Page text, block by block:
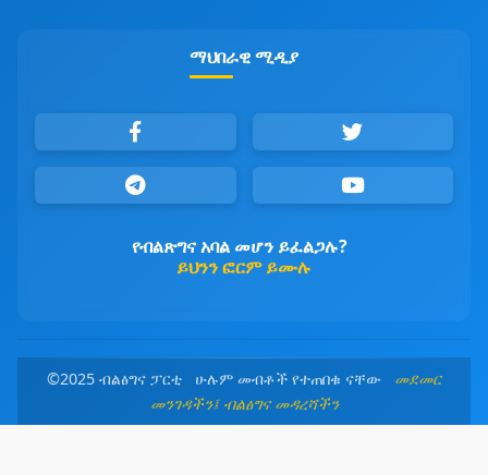
ማህበራዊ ሚዲያ
የብልጽግና አባል መሆን ይፈልጋሉ?
ይህንን ፎርም ይሙሉ
©2025 ብልፅግና ፓርቲ ሁሉም መብቶች የተጠበቁ ናቸው መደመር
መንገዳችን፤ ብልፅግና መዳረሻችን